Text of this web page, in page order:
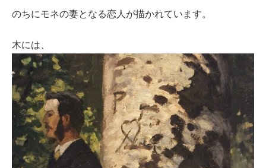
のちにモネの妻となる恋人が描かれています。
木には、